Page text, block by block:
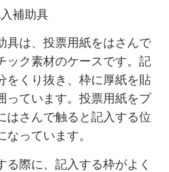
補助具
具は、投票用紙をはさんで
ック素材のケースです。記
をくり抜き、枠に厚紙を貼
っています。投票用紙をプ
はさんで触ると記入する位
っています。
る際に、記入する枠がよく